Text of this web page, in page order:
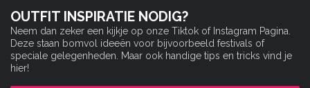
OUTFIT INSPIRATIE NODIG?
Neem dan zeker een kijkje op onze Tiktok of Instagram Pagina.
Deze staan bomvol ideeën voor bijvoorbeeld festivals of
speciale gelegenheden. Maar ook handige tips en tricks vind je
hier!